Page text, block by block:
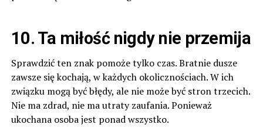
10. Ta miłość nigdy nie przemija
Sprawdzić ten znak pomoże tylko czas. Bratnie dusze
zawsze się kochają, w każdych okolicznościach. W ich
związku mogą być błędy, ale nie może być stron trzecich.
Nie ma zdrad, nie ma utraty zaufania. Ponieważ
ukochana osoba jest ponad wszystko.